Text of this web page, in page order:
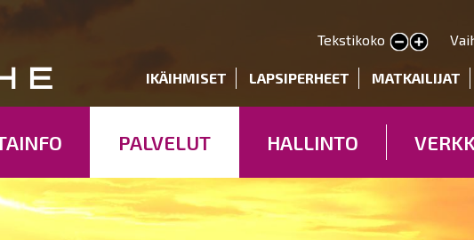
pääsisältöön
Tekstikoko
Pienennä tekstin kokoa
Suurenna tekstin kokoa
Kohderyhmät
IKÄIHMISET LAPSIPERHEET MATKAILIJAT
PALVELUT HALLINTO